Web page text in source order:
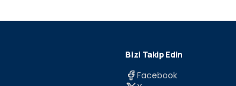
Bizi Takip Edin
Facebook